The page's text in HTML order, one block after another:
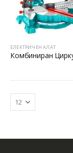
ЕЛЕКТРИЧЕН АЛАТ
Комбиниран